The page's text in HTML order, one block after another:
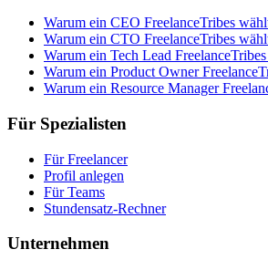
Warum ein CEO FreelanceTribes
Warum ein CTO FreelanceTribes
Warum ein Tech Lead
Warum ein Product Owner
Warum ein Resource Manager
Für Spezialisten
Für Freelancer
Profil anlegen
Für Teams
Stundensatz-Rechner
Unternehmen